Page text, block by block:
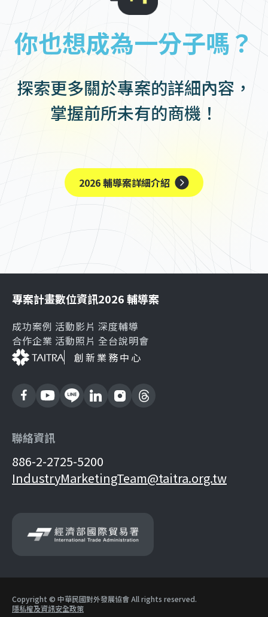
你也想成為一分子嗎？
探索更多關於專案的詳細內容，
掌握前所未有的商機！
2026 輔導案詳細介紹
專案計畫
成功案例
合作企業
數位資訊
活動影片
活動照片
2026 輔導案
深度輔導
全台說明會
創新業務中心
聯絡資訊
886-2-2725-5200
IndustryMarketingTeam@taitra.org.tw
Copyright © 中華民國對外發展協會 All rights reserved.
隱私權及資訊安全政策